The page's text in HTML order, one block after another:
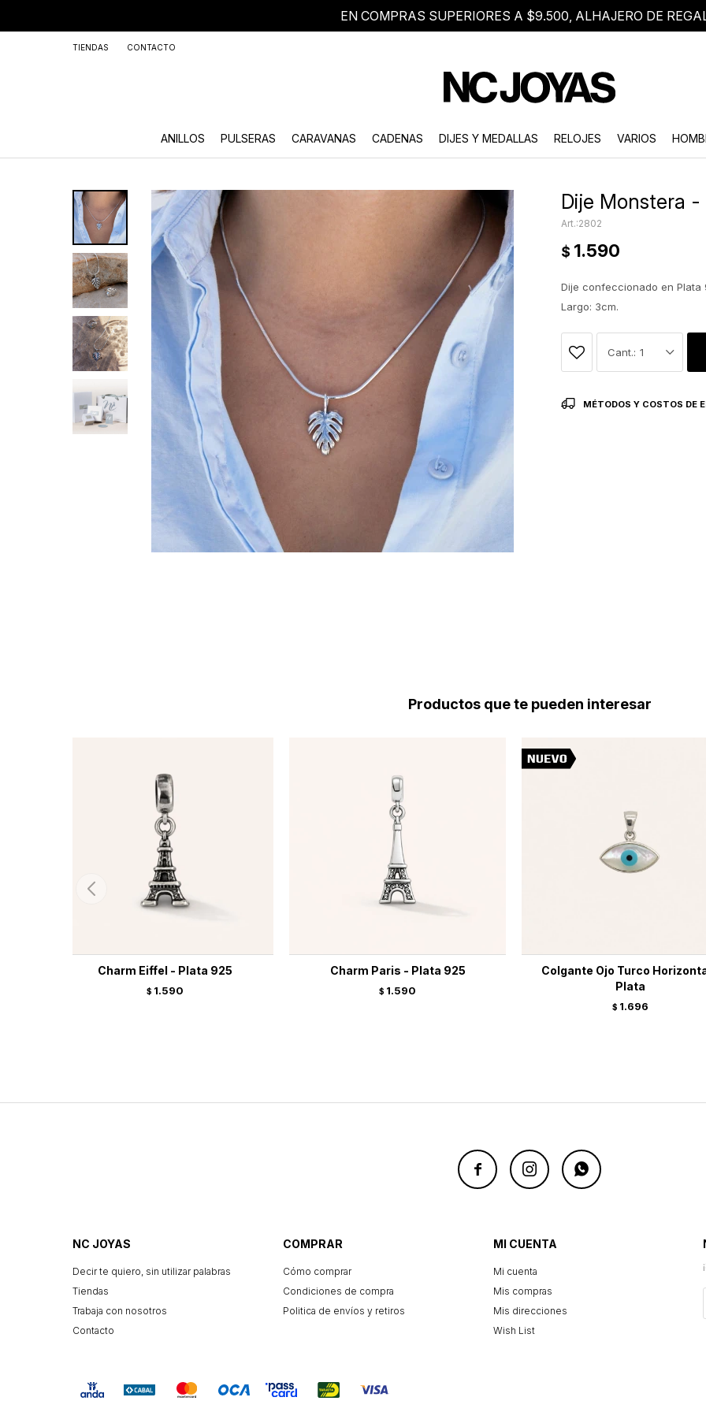
EN COMPRAS SUPERIORES A $9.500, ALHAJERO DE
ANILLOS PULSERAS CARAVANAS CADENAS DIJES Y MEDALLAS RELOJES VARIOS
TIENDAS CONTACTO
Dije Monstera
2802
$ 1.590
Dije confeccionado en Plata
Largo: 3cm.
1
MÉTODOS Y COSTOS DE
Productos que te pueden interesar
Charm Eiffel - Plata 925
$ 1.590
Charm Paris - Plata 925
$ 1.590
Colgante Ojo Turco
Plata
$ 1.696
  
NC JOYAS
Decir te quiero, sin utilizar palabras
Tiendas
Trabaja con nosotros
Contacto
COMPRAR
Cómo comprar
Condiciones de compra
Politica de envíos y retiros
MI CUENTA
Mi cuenta
Mis compras
Mis direcciones
Wish List